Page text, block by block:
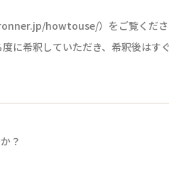
howtouse/）をご覧くださ
に希釈していただき、希釈後はす
？